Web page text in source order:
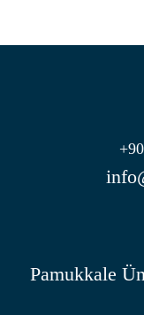
Pamukkale